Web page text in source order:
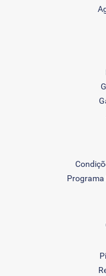
Programa